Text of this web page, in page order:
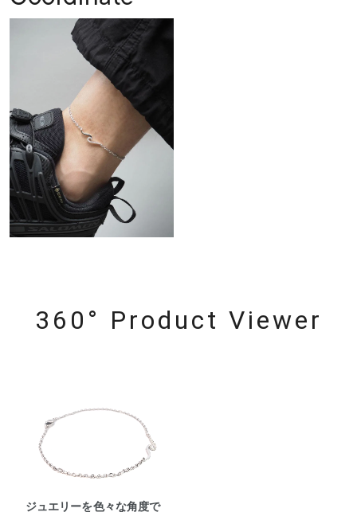
360° Product Viewer
ジュエリーを色々な角度で